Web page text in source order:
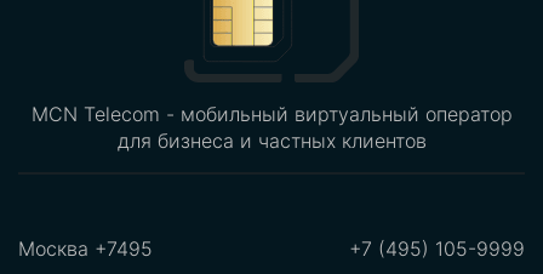
MCN Telecom - мобильный виртуальный оператор
для бизнеса и частных клиентов
Москва +7495
+7 (495) 105-9999